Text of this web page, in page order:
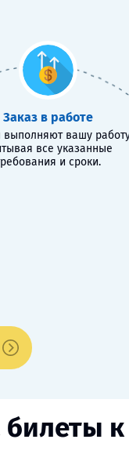
Заказ в работе
выполняют вашу
все указанные
и сроки.
билеты